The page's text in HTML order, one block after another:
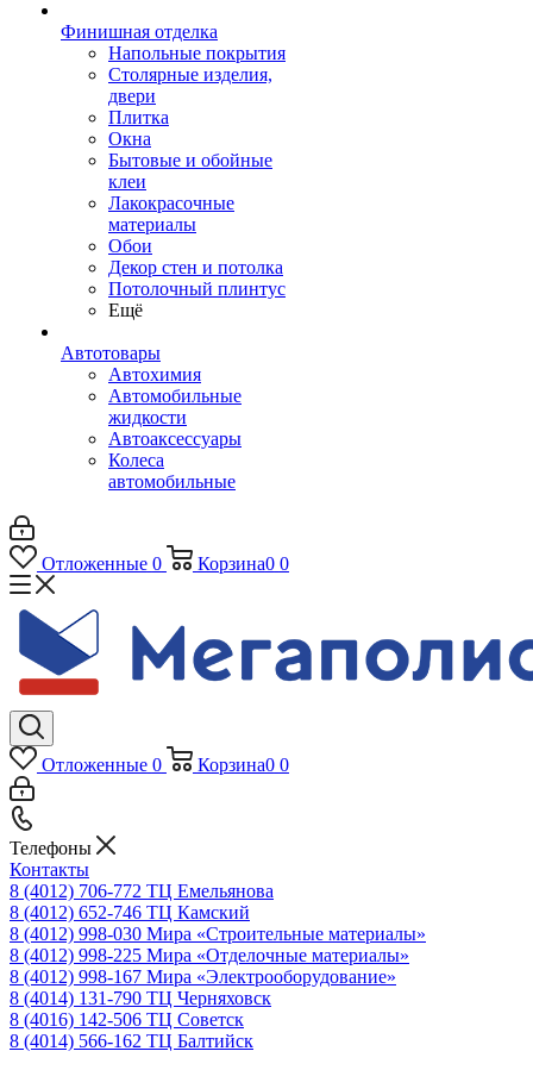
Финишная отделка
Напольные покрытия
Столярные изделия,
двери
Плитка
Окна
Бытовые и обойные
клеи
Лакокрасочные
материалы
Обои
Декор стен и потолка
Потолочный плинтус
Ещё
Автотовары
Автохимия
Автомобильные
жидкости
Автоаксессуары
Колеса
автомобильные
Отложенные 0 Корзина0 0
Отложенные 0 Корзина0 0
Телефоны
Контакты
8 (4012) 706-772 ТЦ Емельянова
8 (4012) 652-746 ТЦ Камский
8 (4012) 998-030 Мира «Строительные материалы»
8 (4012) 998-225 Мира «Отделочные материалы»
8 (4012) 998-167 Мира «Электрооборудование»
8 (4014) 131-790 ТЦ Черняховск
8 (4016) 142-506 ТЦ Советск
8 (4014) 566-162 ТЦ Балтийск